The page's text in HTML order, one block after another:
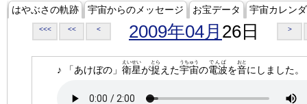
はやぶさの軌跡 宇宙からのメッセージ お宝データ 宇宙カレン
<<< << < 2009年04月 26日 >
♪ 「あけぼの」 衛星
えいせい
が捉
とら
えた宇宙
うちゅう
の電波
でんぱ
を音
おと
にしました。